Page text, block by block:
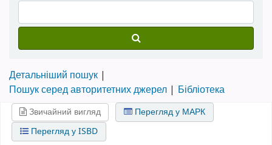
Детальніший пошук
Пошук серед авторитетних джерел
Бібліотека
Звичайний вигляд
Перегляд у МАРК
Перегляд у ISBD